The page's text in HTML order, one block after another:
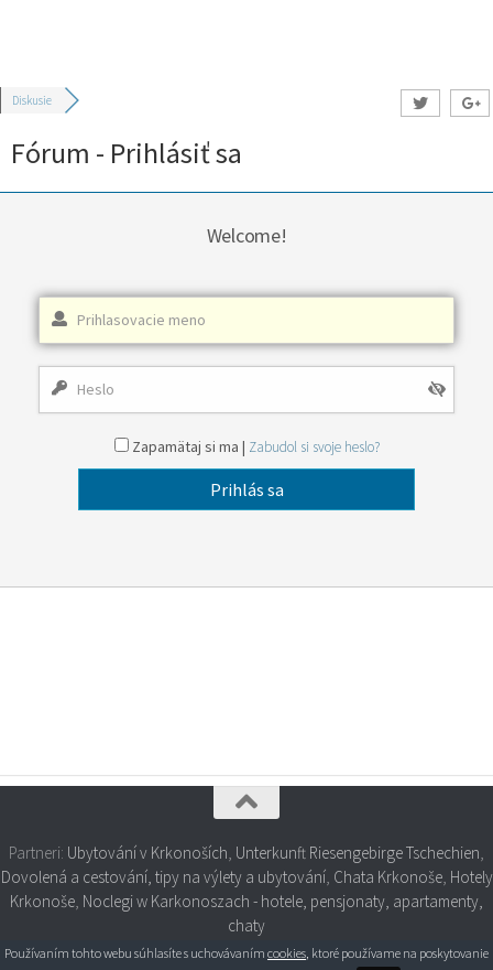
Diskusie
Fórum - Prihlásiť sa
Welcome!
Zapamätaj si ma | Zabudol si svoje heslo?
Partneri: Ubytování v Krkonoších Unterkunft Riesengebirge Tschechien
Dovolená a cestování, tipy na výlety a ubytování, Chata Krkonoše, Hotely
Krkonoše Noclegi w Karkonoszach - hotele, pensjonaty, apartamenty,
chaty
Používaním tohto webu súhlasíte s uchovávaním cookies, ktoré používame na poskytovanie